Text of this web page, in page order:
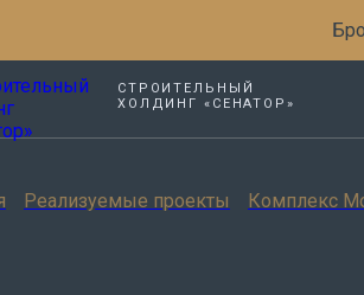
СТРОИТЕЛЬНЫЙ
ХОЛДИНГ «СЕНАТОР»
Реализуемые проекты Комплекс